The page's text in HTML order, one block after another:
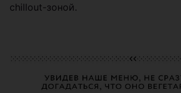
сhillout-зоной.